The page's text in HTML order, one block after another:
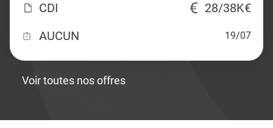
CDI
28/38K€
AUCUN
19/07
Voir toutes nos offres